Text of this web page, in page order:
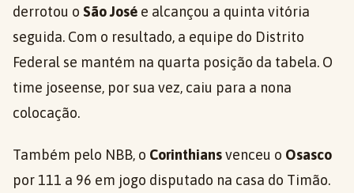
derrotou o São José e alcançou a quinta vitória
seguida. Com o resultado, a equipe do Distrito
Federal se mantém na quarta posição da tabela. O
time joseense, por sua vez, caiu para a nona
colocação.
Também pelo NBB, o Corinthiansvenceu o Osasco
por 111 a 96 em jogo disputado na casa do Timão.